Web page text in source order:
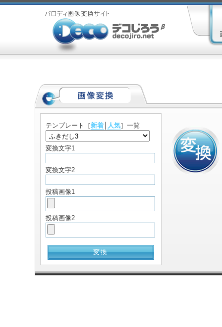
テンプレート ［新着 人気］一覧
変換文字1
変換文字2
投稿画像1
投稿画像2